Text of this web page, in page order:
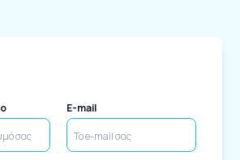
E-mail